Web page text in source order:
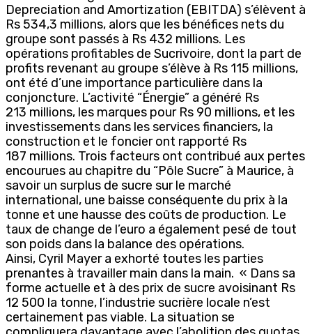
Depreciation and Amortization (EBITDA) s’élèvent à
Rs 534,3 millions, alors que les bénéfices nets du
groupe sont passés à Rs 432 millions. Les
opérations profitables de Sucrivoire, dont la part de
profits revenant au groupe s’élève à Rs 115 millions,
ont été d’une importance particulière dans la
conjoncture. L’activité “Énergie” a généré Rs
213 millions, les marques pour Rs 90 millions, et les
investissements dans les services financiers, la
construction et le foncier ont rapporté Rs
187 millions. Trois facteurs ont contribué aux pertes
encourues au chapitre du “Pôle Sucre” à Maurice, à
savoir un surplus de sucre sur le marché
international, une baisse conséquente du prix à la
tonne et une hausse des coûts de production. Le
taux de change de l’euro a également pesé de tout
son poids dans la balance des opérations.
Ainsi, Cyril Mayer a exhorté toutes les parties
prenantes à travailler main dans la main. « Dans sa
forme actuelle et à des prix de sucre avoisinant Rs
12 500 la tonne, l’industrie sucrière locale n’est
certainement pas viable. La situation se